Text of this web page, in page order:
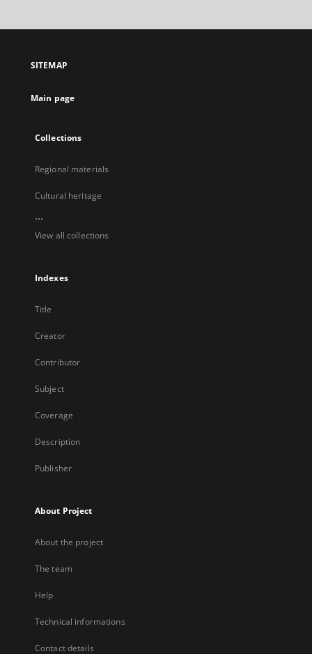
open
new
open
new
open
new
open
SITEMAP
Main page
Collections
Regional materials
Cultural heritage
...
View all collections
Indexes
Title
Creator
Contributor
Subject
Coverage
Description
Publisher
About Project
About the project
The team
Help
Technical informations
Contact details